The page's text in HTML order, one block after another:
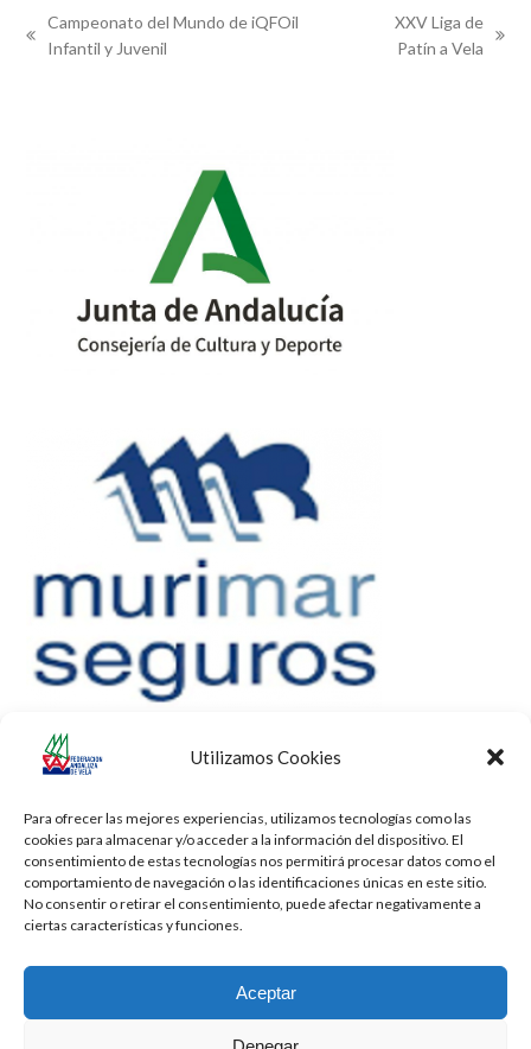
Utilizamos Cookies
Para ofrecer las mejores experiencias, utilizamos tecnologías como las
cookies para almacenar y/o acceder a la información del dispositivo. El
consentimiento de estas tecnologías nos permitirá procesar datos como el
comportamiento de navegación o las identificaciones únicas en este sitio.
No consentir o retirar el consentimiento, puede afectar negativamente a
ciertas características y funciones.
Aceptar
previous
Campeonato del Mundo de iQFOil
Infantil y Juvenil
XXV Liga de
Patín a Vela